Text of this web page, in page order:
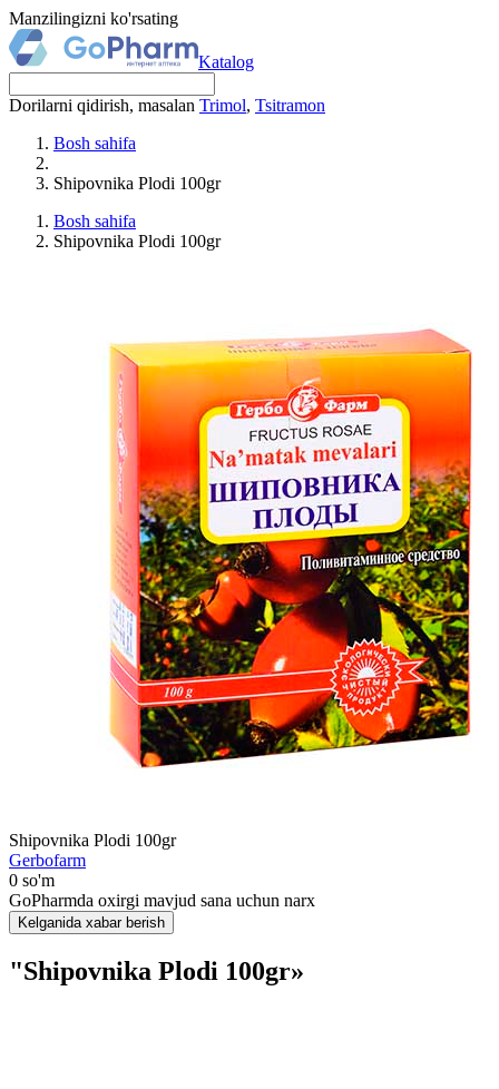
Manzilingizni ko'rsating
Katalog
Dorilarni qidirish, masalan Trimol, Tsitramon
Bosh sahifa
Shipovnika Plodi 100gr
Bosh sahifa
Shipovnika Plodi 100gr
Shipovnika Plodi 100gr
Gerbofarm
0 so'm
GoPharmda oxirgi mavjud sana uchun narx
Kelganida xabar berish
"Shipovnika Plodi 100gr»